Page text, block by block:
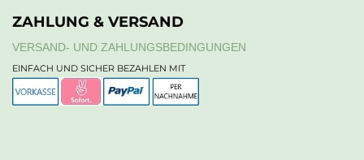
ZAHLUNG & VERSAND
VERSAND- UND ZAHLUNGSBEDINGUNGEN
EINFACH UND SICHER BEZAHLEN MIT